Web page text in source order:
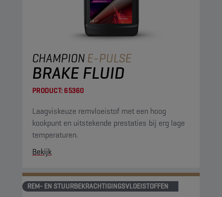
CHAMPIONE-PULSE
BRAKE FLUID
PRODUCT: 65360
Laagviskeuze remvloeistof met een hoog
kookpunt en uitstekende prestaties bij erg lage
temperaturen.
Bekijk
REM- EN STUURBEKRACHTIGINGSVLOEISTOFFEN